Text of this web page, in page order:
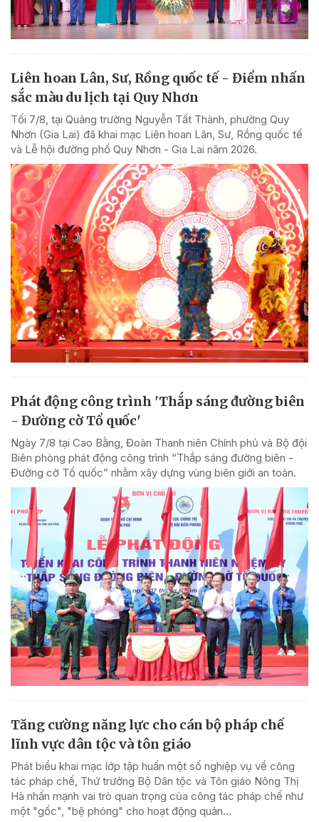
Liên hoan Lân, Sư, Rồng quốc tế - Điểm nhấn
sắc màu du lịch tại Quy Nhơn
Tối 7/8, tại Quảng trường Nguyễn Tất Thành, phường Quy
Nhơn (Gia Lai) đã khai mạc Liên hoan Lân, Sư, Rồng quốc tế
và Lễ hội đường phố Quy Nhơn - Gia Lai năm 2026.
Phát động công trình 'Thắp sáng đường biên
- Đường cờ Tổ quốc'
Ngày 7/8 tại Cao Bằng, Đoàn Thanh niên Chính phủ và Bộ đội
Biên phòng phát động công trình “Thắp sáng đường biên -
Đường cờ Tổ quốc” nhằm xây dựng vùng biên giới an toàn.
Tăng cường năng lực cho cán bộ pháp chế
lĩnh vực dân tộc và tôn giáo
Phát biểu khai mạc lớp tập huấn một số nghiệp vụ về công
tác pháp chế, Thứ trưởng Bộ Dân tộc và Tôn giáo Nông Thị
Hà nhấn mạnh vai trò quan trọng của công tác pháp chế như
một "gốc", "bệ phóng" cho hoạt động quản...